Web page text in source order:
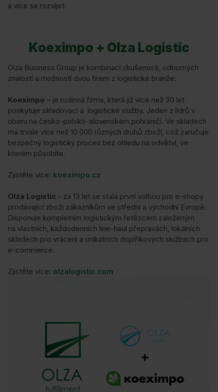
a více se rozvíjet.
Koeximpo + Olza Logistic
Olza Business Group je kombinací zkušeností, odborných
znalostí a možností dvou firem z logistické branže:
Koeximpo– je rodinná firma, která již více než 30 let
poskytuje skladovací a logistické služby. Jeden z lídrů v
oboru na česko-polsko-slovenském pohraničí. Ve skladech
má trvale více než 10 000 různých druhů zboží, což zaručuje
bezpečný logistický proces bez ohledu na odvětví, ve
kterém působíte.
Zjistěte více: koeximpo.cz
Olza Logistic - za 13 let se stala první volbou pro e-shopy
prodávající zboží zákazníkům ve střední a východní Evropě.
Disponuje kompletním logistickým řetězcem založeným
na vlastních, každodenních line-haul přepravách, lokálních
skladech pro vrácení a unikátních doplňkových službách pro
e-commerce.
Zjistěte více: olzalogistic.com